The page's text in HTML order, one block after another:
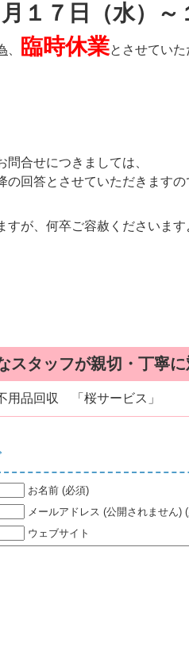
月１７日（水）～
臨時休業とさせていた
合せにつきましては、
の回答とさせていただきますの
すが、何卒ご容赦くださいます
タッフが親切・丁寧
不用品回収 「桜サービス
お名前 (必須)
メールアドレス (公開されません)
ウェブサイト